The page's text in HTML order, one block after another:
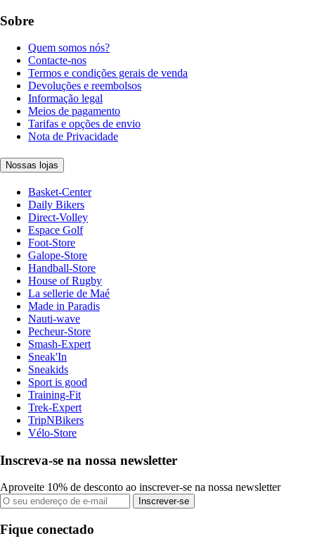
Sobre
Quem somos nós?
Contacte-nos
Termos e condições gerais de venda
Devoluções e reembolsos
Informação legal
Meios de pagamento
Tarifas e opções de envio
Nota de Privacidade
Nossas lojas
Basket-Center
Daily Bikers
Direct-Volley
Espace Golf
Foot-Store
Galope-Store
Handball-Store
House of Rugby
La sellerie de Maé
Made in Paradis
Nauti-wave
Pecheur-Store
Smash-Expert
Sneak'In
Sneakids
Sport is good
Training-Fit
Trek-Expert
TripNBikers
Vélo-Store
Inscreva-se na nossa newsletter
Aproveite 10% de desconto ao inscrever-se na nossa newsletter
Inscrever-se
Fique conectado